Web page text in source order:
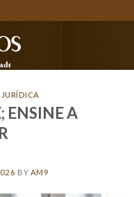
ENSINE A
BY AM9